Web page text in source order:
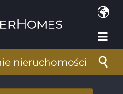
nieruchomości